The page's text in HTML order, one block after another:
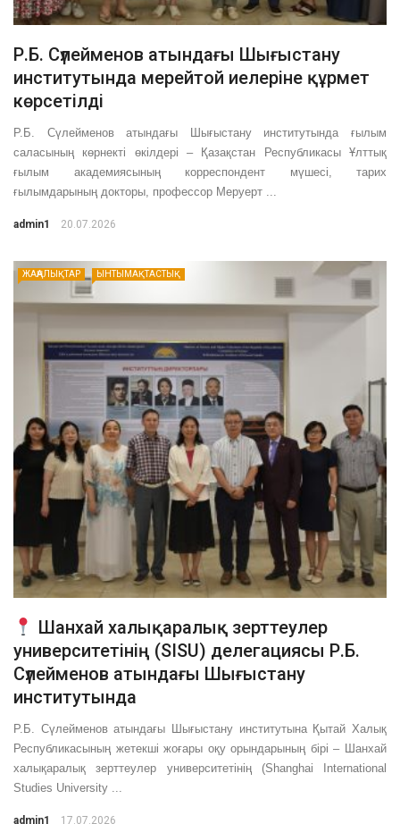
Р.Б. Сүлейменов атындағы Шығыстану
институтында мерейтой иелеріне құрмет
көрсетілді
Р.Б. Сүлейменов атындағы Шығыстану институтында ғылым
саласының көрнекті өкілдері – Қазақстан Республикасы Ұлттық
ғылым академиясының корреспондент мүшесі, тарих
ғылымдарының докторы, профессор Меруерт ...
admin1 20.07.2026
ЖАҢАЛЫҚТАР ЫНТЫМАҚТАСТЫҚ
Шанхай халықаралық зерттеулер
университетінің (SISU) делегациясы Р.Б.
Сүлейменов атындағы Шығыстану
институтында
Р.Б. Сүлейменов атындағы Шығыстану институтына Қытай Халық
Республикасының жетекші жоғары оқу орындарының бірі – Шанхай
халықаралық зерттеулер университетінің (Shanghai International
Studies University ...
admin1 17.07.2026